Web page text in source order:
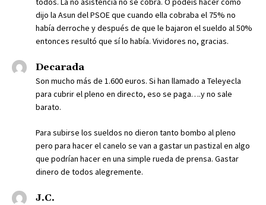
dijo la Asun del PSOE que cuando ella cobraba el 75% no
había derroche y después de que le bajaron el sueldo al 50%
entonces resultó que sí lo había. Vividores no, gracias.
Decarada
Son mucho más de 1.600 euros. Si han llamado a Teleyecla
para cubrir el pleno en directo, eso se paga….y no sale
barato.
Para subirse los sueldos no dieron tanto bombo al pleno
pero para hacer el canelo se van a gastar un pastizal en algo
que podrían hacer en una simple rueda de prensa. Gastar
dinero de todos alegremente.
J.C.